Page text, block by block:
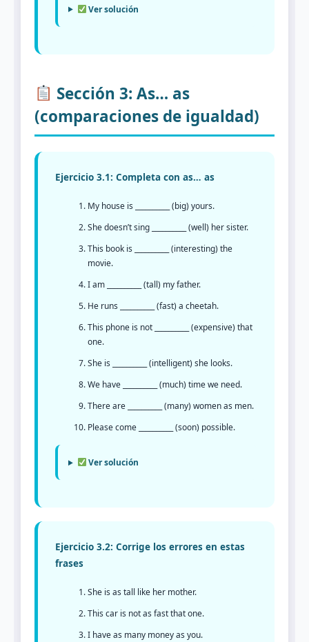
Ver solución
Sección 3: As… as
(comparaciones de igualdad)
Ejercicio 3.1: Completa con as… as
My house is __________ (big) yours.
She doesn’t sing __________ (well) her sister.
This book is __________ (interesting) the
movie.
I am __________ (tall) my father.
He runs __________ (fast) a cheetah.
This phone is not __________ (expensive) that
one.
She is __________ (intelligent) she looks.
We have __________ (much) time we need.
There are __________ (many) women as men.
Please come __________ (soon) possible.
Ver solución
Ejercicio 3.2: Corrige los errores en estas
frases
She is as tall like her mother.
This car is not as fast that one.
I have as many money as you.